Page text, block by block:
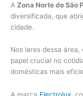
AZona Norte de São
diversificada, que
cidade.
Nos lares dessa
papel crucial no
domésticas mais